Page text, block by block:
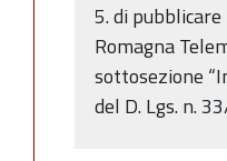
5. di
Romagna
sottosezione
del D. Lgs. n.